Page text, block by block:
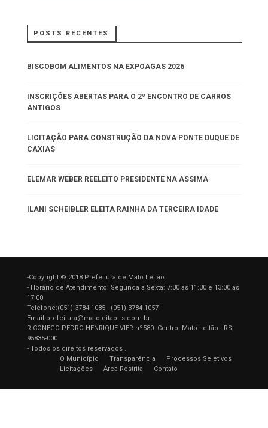
POSTS RECENTES
BISCOBOM ALIMENTOS NA EXPOAGAS 2026
INSCRIÇÕES ABERTAS PARA O 2º ENCONTRO DE CARROS
ANTIGOS
LICITAÇÃO PARA CONSTRUÇÃO DA NOVA PONTE DUQUE DE
CAXIAS
ELEMAR WEBER REELEITO PRESIDENTE NA ASSIMA
ILANI SCHEIBLER ELEITA RAINHA DA TERCEIRA IDADE
-Copyright © 2018 Prefeitura de Mato Leitão
- Horário de Atendimento: Segunda a Sexta: 7:30 as 11:30 e 13:00 as
17:00
Telefone:(051) 3784-1085 - (051) 3784-1057 -
Email:prefeitura@matoleitao-rs.com.br
R CONEGO PEDRO HENRIQUE VIER nº580- Centro, Mato Leitão - RS,
95835-000
- Todos os direitos reservados .
O Município
Transparência
Processos Seletivos
Licitações
Área Restrita Contato